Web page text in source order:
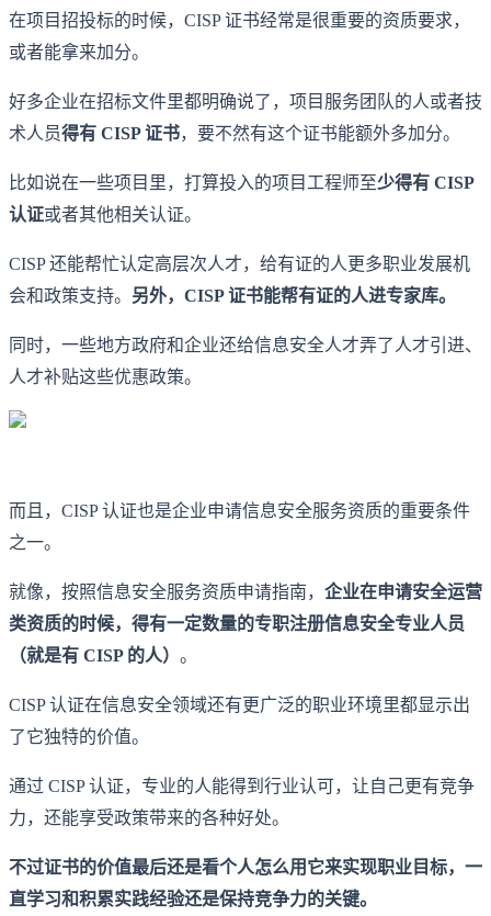
在项目招投标的时候，CISP 证书经常是很重要的资质要求，
或者能拿来加分。
好多企业在招标文件里都明确说了，项目服务团队的人或者技
术人员得有 CISP 证书，要不然有这个证书能额外多加分。
比如说在一些项目里，打算投入的项目工程师至少得有 CISP
认证或者其他相关认证。
CISP 还能帮忙认定高层次人才，给有证的人更多职业发展机
会和政策支持。 另外，CISP 证书能帮有证的人进专家库。
同时，一些地方政府和企业还给信息安全人才弄了人才引进、
人才补贴这些优惠政策。
而且，CISP 认证也是企业申请信息安全服务资质的重要条件
之一。
就像，按照信息安全服务资质申请指南， 企业在申请安全运营
类资质的时候，得有一定数量的专职注册信息安全专业人员
（就是有 CISP 的人） 。
CISP 认证在信息安全领域还有更广泛的职业环境里都显示出
了它独特的价值。
通过 CISP 认证，专业的人能得到行业认可，让自己更有竞争
力，还能享受政策带来的各种好处。
不过证书的价值最后还是看个人怎么用它来实现职业目标，一
直学习和积累实践经验还是保持竞争力的关键。